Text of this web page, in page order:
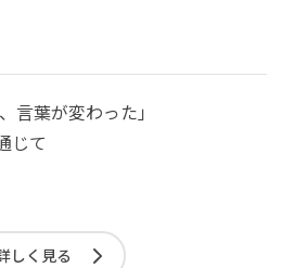
言葉が変わった」
じて
しく見る